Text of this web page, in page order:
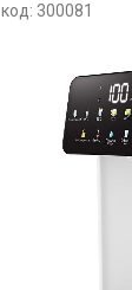
код: 300081